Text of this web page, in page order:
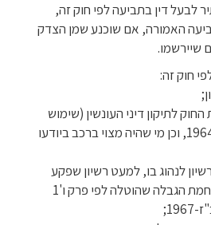
לבעל דין בתביעה לפי חוק זה,
האמורה, אם שוכנע שמן הצדק
שיירשמו.
לתיקון דיני העונשין (שימוש
ברכב ללא רשות), תשכ"ד-1964, וכן מי שהיה מצוי ברכב ביודעו
לנהוג בו, למעט רשיון שפקע
מחמת אי תשלום אגרה או מחמת הגבלה שהוטלה לפי פרק ו'1